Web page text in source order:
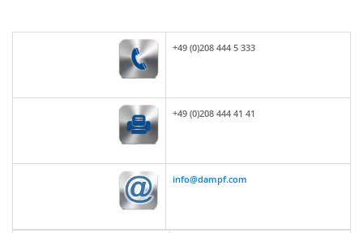
+49 (0)208 444 5 333
+49 (0)208 444 41 41
info@dampf.com